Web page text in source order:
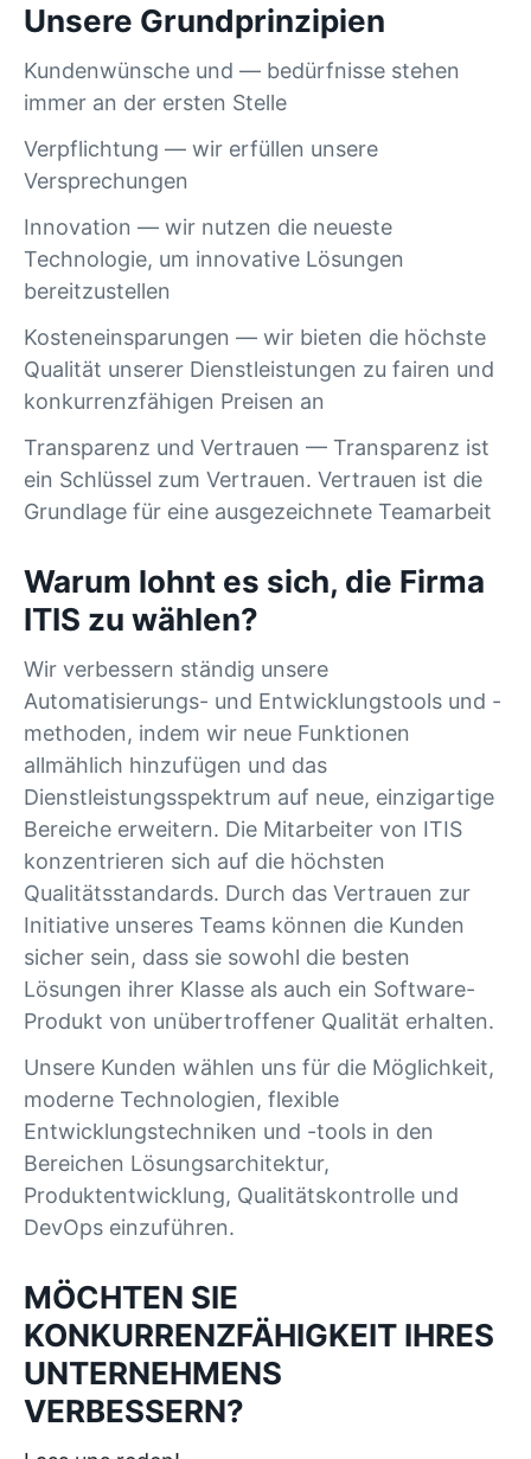
Unsere Grundprinzipien
Kundenwünsche und — bedürfnisse stehen
immer an der ersten Stelle
Verpflichtung — wir erfüllen unsere
Versprechungen
Innovation — wir nutzen die neueste
Technologie, um innovative Lösungen
bereitzustellen
Kosteneinsparungen — wir bieten die höchste
Qualität unserer Dienstleistungen zu fairen und
konkurrenzfähigen Preisen an
Transparenz und Vertrauen — Transparenz ist
ein Schlüssel zum Vertrauen. Vertrauen ist die
Grundlage für eine ausgezeichnete Teamarbeit
Warum lohnt es sich, die Firma
ITIS zu wählen?
Wir verbessern ständig unsere
Automatisierungs- und Entwicklungstools und -
methoden, indem wir neue Funktionen
allmählich hinzufügen und das
Dienstleistungsspektrum auf neue, einzigartige
Bereiche erweitern. Die Mitarbeiter von ITIS
konzentrieren sich auf die höchsten
Qualitätsstandards. Durch das Vertrauen zur
Initiative unseres Teams können die Kunden
sicher sein, dass sie sowohl die besten
Lösungen ihrer Klasse als auch ein Software-
Produkt von unübertroffener Qualität erhalten.
Unsere Kunden wählen uns für die Möglichkeit,
moderne Technologien, flexible
Entwicklungstechniken und -tools in den
Bereichen Lösungsarchitektur,
Produktentwicklung, Qualitätskontrolle und
DevOps einzuführen.
MÖCHTEN SIE
KONKURRENZFÄHIGKEIT IHRES
UNTERNEHMENS
VERBESSERN?